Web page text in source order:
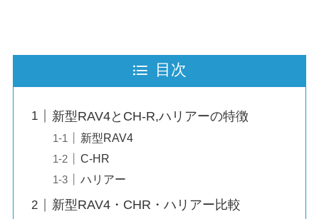
目次
新型RAV4とCH-R,ハリアーの特徴
新型RAV4
C-HR
ハリアー
新型RAV4・CHR・ハリアー比較